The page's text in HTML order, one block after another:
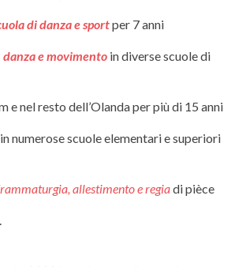
di danza e sportper 7 anni
e movimento in diverse scuole di
e nel resto dell’Olanda per più di 15 anni
in numerose scuole elementari e superiori
allestimento e regiadi pièce